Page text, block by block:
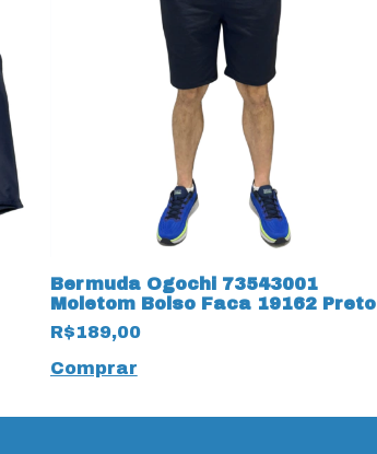
Bermuda Ogochi 73543001
Moletom Bolso Faca 19162 Preto
R$189,00
Comprar